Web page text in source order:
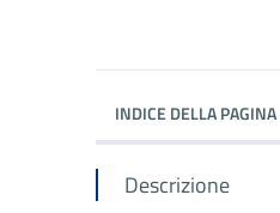
INDICE DELLA PAGINA
Descrizione